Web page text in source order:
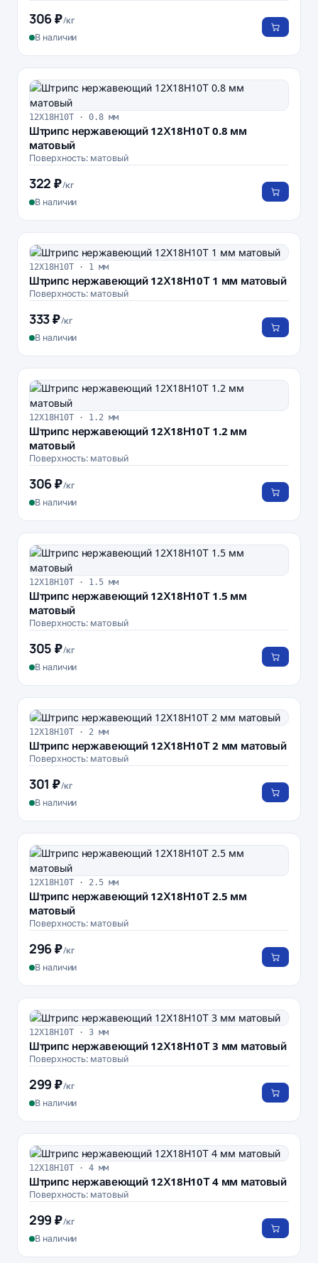
306 ₽/кг
В наличии
12Х18Н10Т · 0.8 мм
Штрипс нержавеющий 12Х18Н10Т 0.8 мм
матовый
Поверхность: матовый
322 ₽/кг
В наличии
12Х18Н10Т · 1 мм
Штрипс нержавеющий 12Х18Н10Т 1 мм матовый
Поверхность: матовый
333 ₽/кг
В наличии
12Х18Н10Т · 1.2 мм
Штрипс нержавеющий 12Х18Н10Т 1.2 мм
матовый
Поверхность: матовый
306 ₽/кг
В наличии
12Х18Н10Т · 1.5 мм
Штрипс нержавеющий 12Х18Н10Т 1.5 мм
матовый
Поверхность: матовый
305 ₽/кг
В наличии
12Х18Н10Т · 2 мм
Штрипс нержавеющий 12Х18Н10Т 2 мм матовый
Поверхность: матовый
301 ₽/кг
В наличии
12Х18Н10Т · 2.5 мм
Штрипс нержавеющий 12Х18Н10Т 2.5 мм
матовый
Поверхность: матовый
296 ₽/кг
В наличии
12Х18Н10Т · 3 мм
Штрипс нержавеющий 12Х18Н10Т 3 мм матовый
Поверхность: матовый
299 ₽/кг
В наличии
12Х18Н10Т · 4 мм
Штрипс нержавеющий 12Х18Н10Т 4 мм матовый
Поверхность: матовый
299 ₽/кг
В наличии